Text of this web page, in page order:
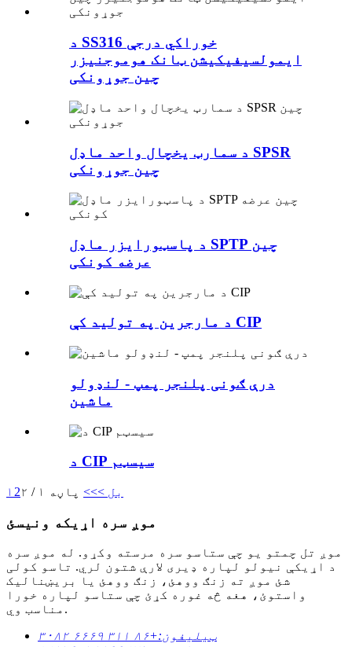
د SS316 خوراکي درجې
ایمولسیفیکیشن ټانک هوموجنیزر
چین جوړونکی
د سمارټ یخچال واحد ماډل SPSR
چین جوړونکی
د پاسټورایزر ماډل SPTP چین
عرضه کونکی
د مارجرین په تولید کې CIP
درې ګونی پلنجر پمپ - لنډولو
ماشین
د CIP سیسټم
۱ 2 بل >>> پاڼه ۱ / ۲
موږ سره اړیکه ونیسئ
موږ تل چمتو یو چې ستاسو سره مرسته وکړو. له موږ سره
د اړیکې نیولو لپاره ډیری لارې شتون لري. تاسو کولی
شئ موږ ته زنګ ووهئ، زنګ ووهئ یا بریښنالیک
واستوئ، هغه څه غوره کړئ چې ستاسو لپاره خورا
مناسب وي.
ټیلیفون:+۸۶ ۳۱۱ ۶۶۶۹ ۳۰۸۲